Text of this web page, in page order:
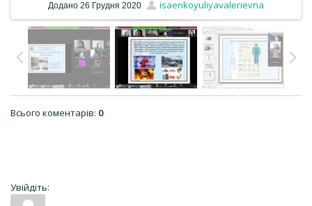
Додано 26 Грудня 2020 isaenkoyuliyavalerievna
Всього коментарів: 0
Увійдіть: